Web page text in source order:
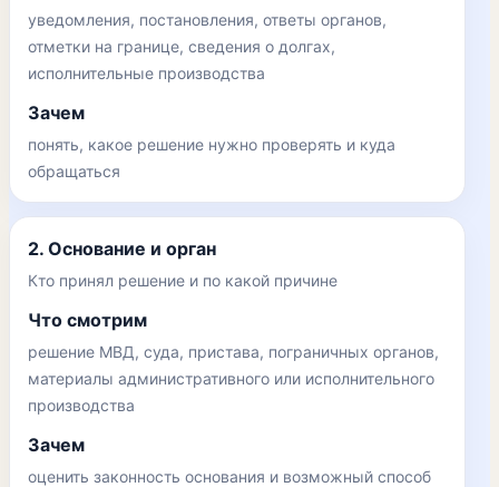
уведомления, постановления, ответы органов,
отметки на границе, сведения о долгах,
исполнительные производства
Зачем
понять, какое решение нужно проверять и куда
обращаться
2. Основание и орган
Кто принял решение и по какой причине
Что смотрим
решение МВД, суда, пристава, пограничных органов,
материалы административного или исполнительного
производства
Зачем
оценить законность основания и возможный способ